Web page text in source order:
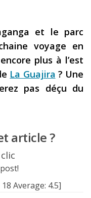
et le parc
voyage en
plus à l’est
La Guajira ? Une
pas déçu du
article ?
18 Average: 4.5]